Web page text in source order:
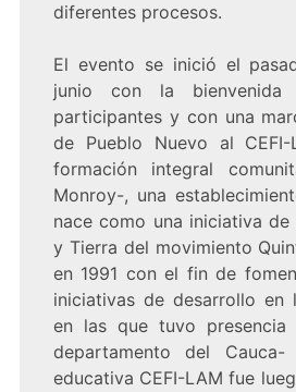
diferentes procesos.
El evento se inició el
junio con la
participantes y con una
de Pueblo Nuevo al
formación integral
Monroy-, una
nace como una iniciativa de
y Tierra del movimiento
en 1991 con el fin de
iniciativas de desarrollo en
en las que tuvo presencia
departamento del Cauca-
educativa CEFI-LAM fue